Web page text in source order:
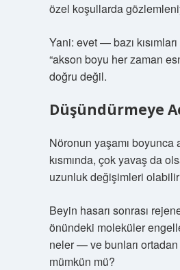
özel koşullarda
Yani: evet — bazı
“akson boyu her zaman
doğru değil.
Düşündürmeye
Nöronun yaşamı boyunca
kısmında, çok yavaş da
uzunluk değişimleri
Beyin hasarı sonrası
önündeki moleküler
neler — ve bunları ortadan
mümkün mü?